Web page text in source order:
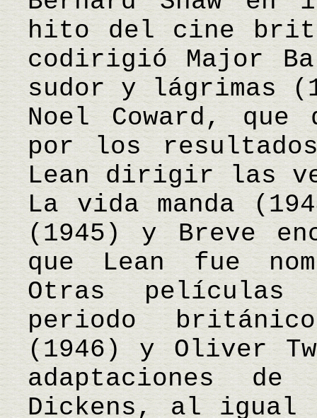
hito del cine
codirigió Major
sudor y lágrimas
Noel Coward, que
por los
Lean dirigir las
La vida manda
(1945) y Breve
que Lean fue
Otras películas
periodo
(1946) y Oliver
adaptaciones
Dickens, al igual